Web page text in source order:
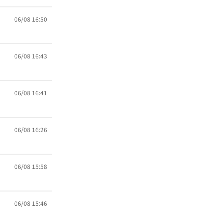
06/08 16:50
06/08 16:43
06/08 16:41
06/08 16:26
06/08 15:58
06/08 15:46